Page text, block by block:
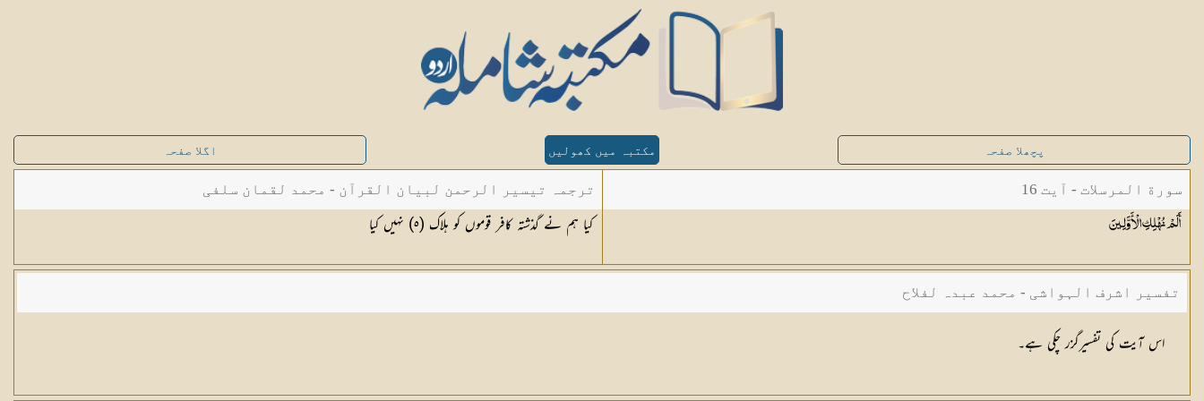
پچھلا صفحہ مکتبہ میں کھولیں اگلا صفحہ
سورة المرسلات - آیت 16
أَلَمْ نُهْلِكِالْأَوَّلِينَ
ترجمہ تیسیر الرحمن لبیان القرآن - محمد لقمان سلفی
کیا ہم نے گذشتہ کافر قوموں کو ہلاک (٥) نہیں کیا
تفسیر اشرف الہواشی - محمد عبدہ لفلاح
اس آیت کی تفسیرگزر چکی ہے۔